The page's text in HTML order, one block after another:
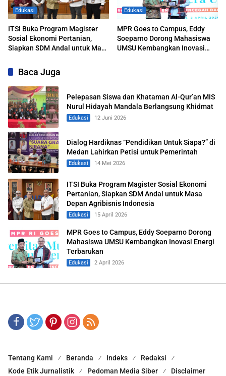
Edukasi
ITSI Buka Program Magister
Sosial Ekonomi Pertanian,
Siapkan SDM Andal untuk Masa
Edukasi
MPR Goes to Campus, Eddy
Soeparno Dorong Mahasiswa
UMSU Kembangkan Inovasi
Baca Juga
Pelepasan Siswa dan Khataman Al-Qur’an MIS
Nurul Hidayah Mandala Berlangsung Khidmat
Edukasi 12 Juni 2026
Dialog Hardiknas “Pendidikan Untuk Siapa?” di
Medan Lahirkan Petisi untuk Pemerintah
Edukasi 14 Mei 2026
ITSI Buka Program Magister Sosial Ekonomi
Pertanian, Siapkan SDM Andal untuk Masa
Depan Agribisnis Indonesia
Edukasi 15 April 2026
MPR Goes to Campus, Eddy Soeparno Dorong
Mahasiswa UMSU Kembangkan Inovasi Energi
Terbarukan
Edukasi 2 April 2026
Tentang Kami Beranda Indeks
Redaksi
Kode Etik Jurnalistik
Pedoman Media Siber Disclaimer